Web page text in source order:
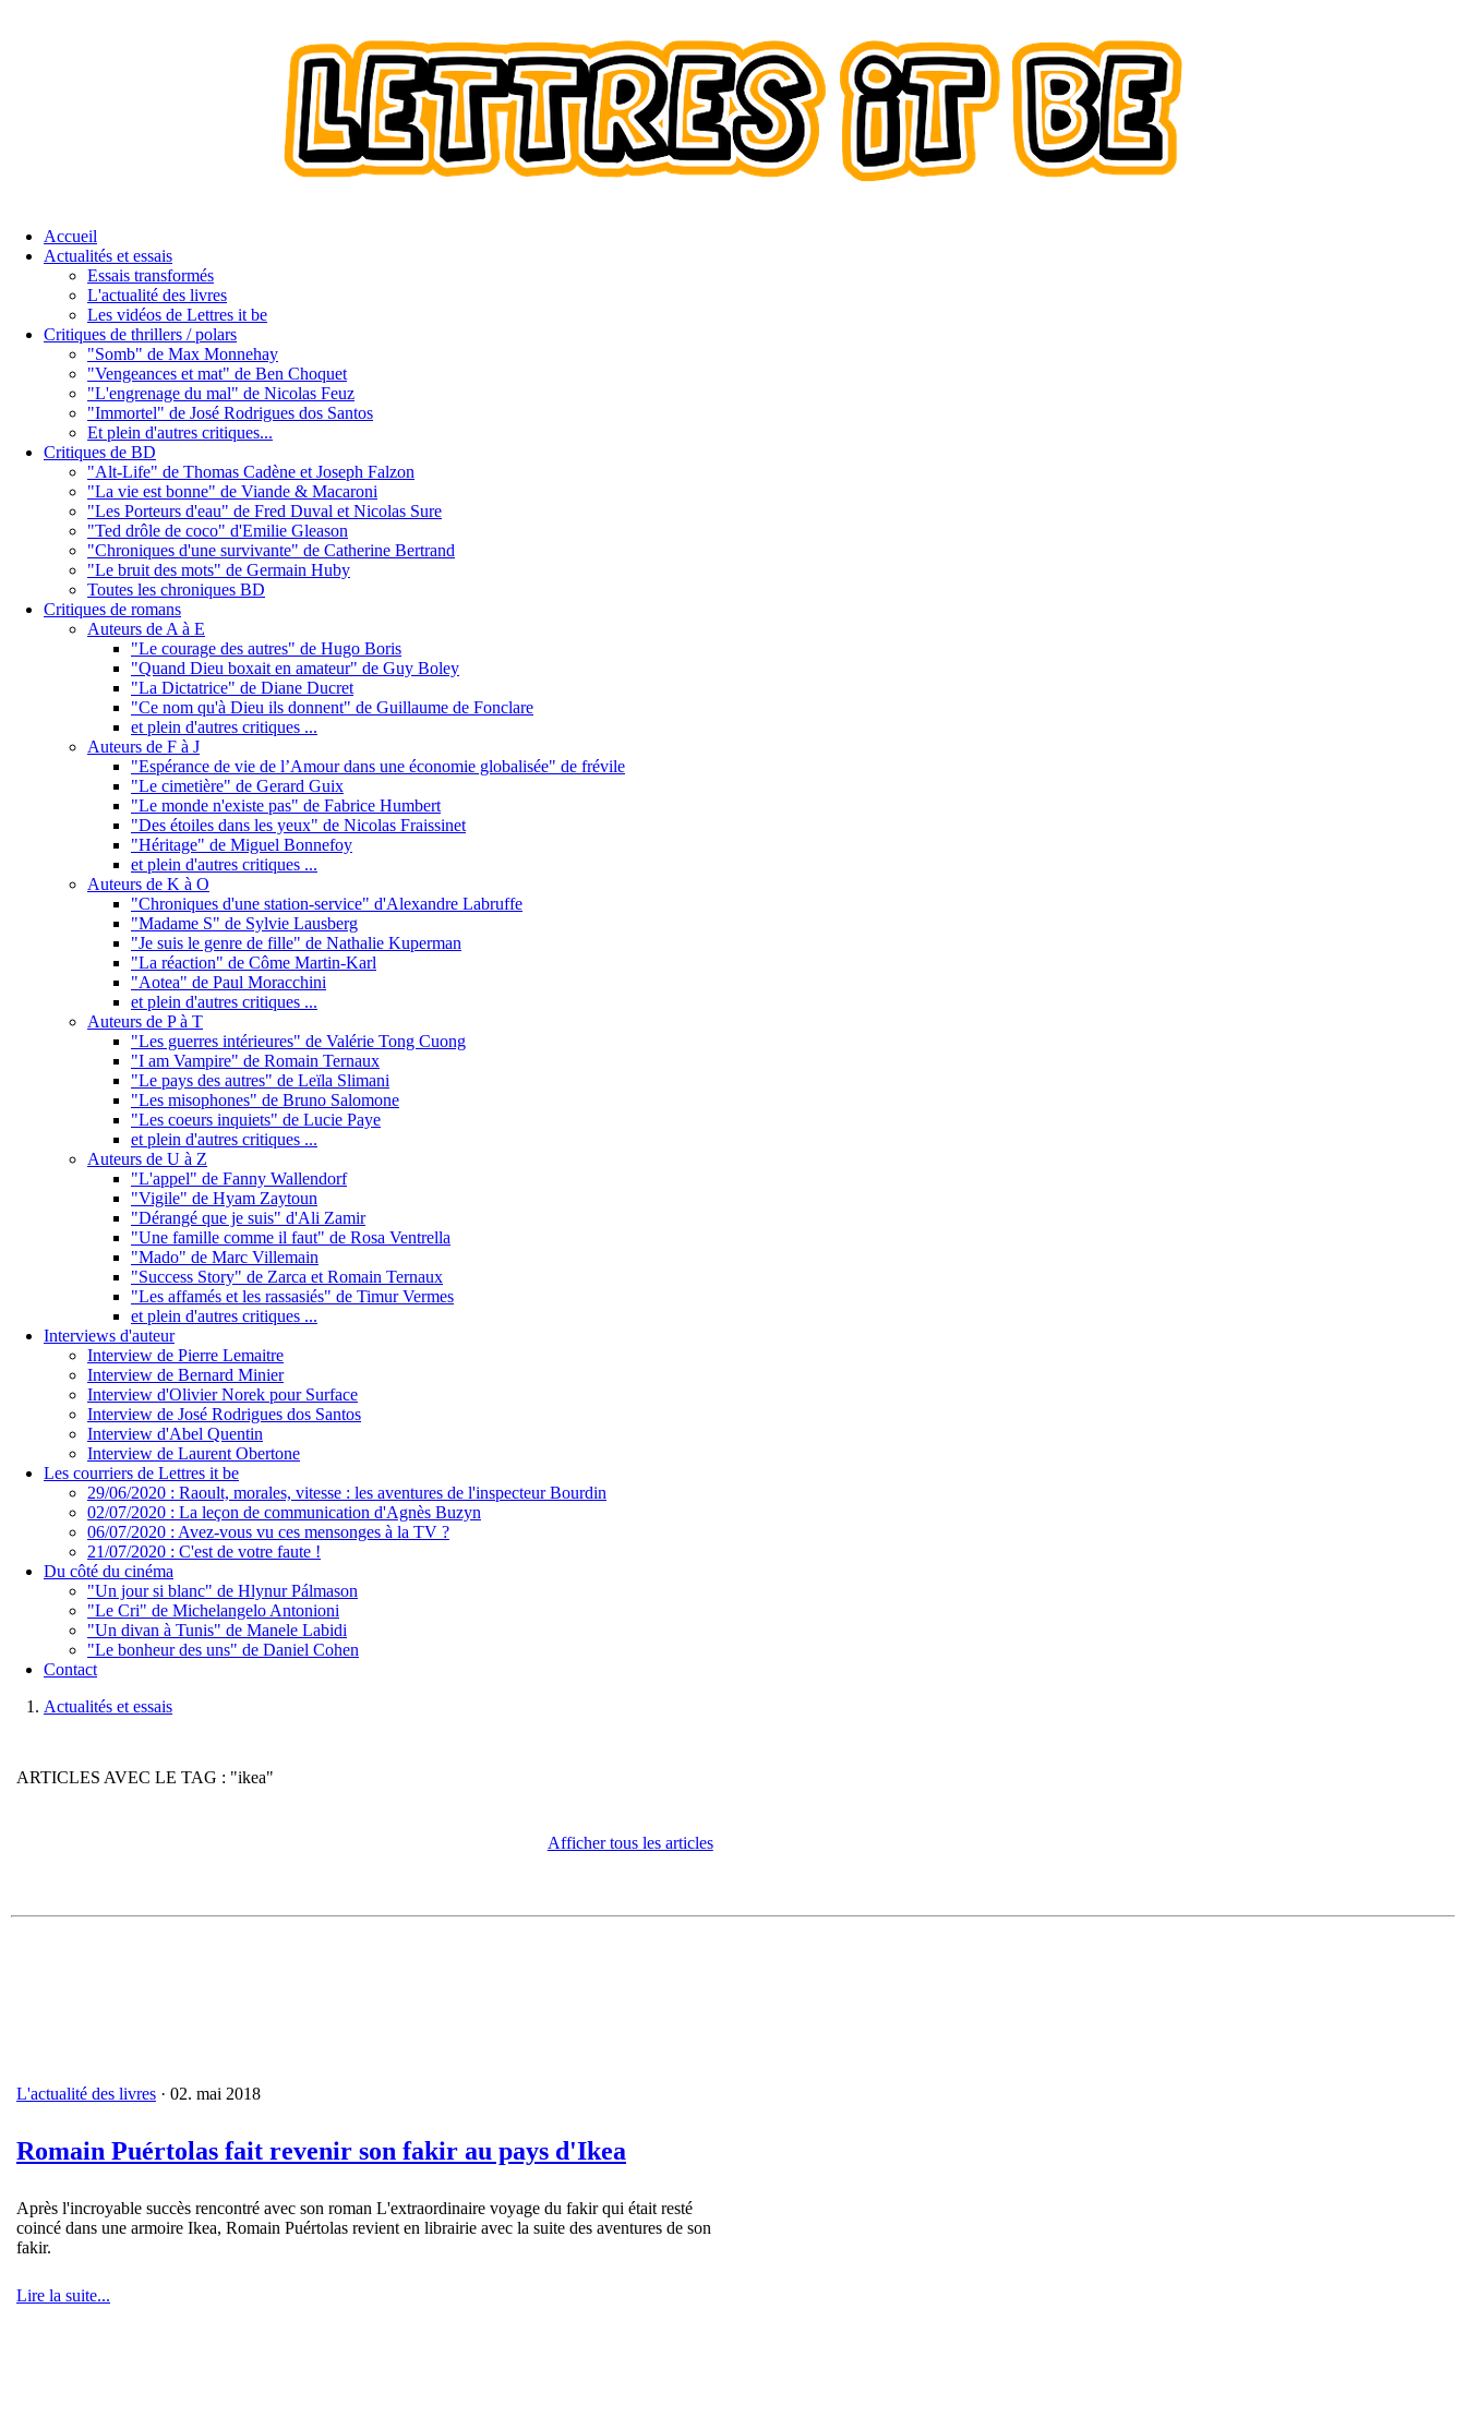
Accueil
Actualités et essais
Essais transformés
L'actualité des livres
Les vidéos de Lettres it be
Critiques de thrillers / polars
"Somb" de Max Monnehay
"Vengeances et mat" de Ben Choquet
"L'engrenage du mal" de Nicolas Feuz
"Immortel" de José Rodrigues dos Santos
Et plein d'autres critiques...
Critiques de BD
"Alt-Life" de Thomas Cadène et Joseph Falzon
"La vie est bonne" de Viande & Macaroni
"Les Porteurs d'eau" de Fred Duval et Nicolas Sure
"Ted drôle de coco" d'Emilie Gleason
"Chroniques d'une survivante" de Catherine Bertrand
"Le bruit des mots" de Germain Huby
Toutes les chroniques BD
Critiques de romans
Auteurs de A à E
"Le courage des autres" de Hugo Boris
"Quand Dieu boxait en amateur" de Guy Boley
"La Dictatrice" de Diane Ducret
"Ce nom qu'à Dieu ils donnent" de Guillaume de Fonclare
et plein d'autres critiques ...
Auteurs de F à J
"Espérance de vie de l’Amour dans une économie globalisée" de frévile
"Le cimetière" de Gerard Guix
"Le monde n'existe pas" de Fabrice Humbert
"Des étoiles dans les yeux" de Nicolas Fraissinet
"Héritage" de Miguel Bonnefoy
et plein d'autres critiques ...
Auteurs de K à O
"Chroniques d'une station-service" d'Alexandre Labruffe
"Madame S" de Sylvie Lausberg
"Je suis le genre de fille" de Nathalie Kuperman
"La réaction" de Côme Martin-Karl
"Aotea" de Paul Moracchini
et plein d'autres critiques ...
Auteurs de P à T
"Les guerres intérieures" de Valérie Tong Cuong
"I am Vampire" de Romain Ternaux
"Le pays des autres" de Leïla Slimani
"Les misophones" de Bruno Salomone
"Les coeurs inquiets" de Lucie Paye
et plein d'autres critiques ...
Auteurs de U à Z
"L'appel" de Fanny Wallendorf
"Vigile" de Hyam Zaytoun
"Dérangé que je suis" d'Ali Zamir
"Une famille comme il faut" de Rosa Ventrella
"Mado" de Marc Villemain
"Success Story" de Zarca et Romain Ternaux
"Les affamés et les rassasiés" de Timur Vermes
et plein d'autres critiques ...
Interviews d'auteur
Interview de Pierre Lemaitre
Interview de Bernard Minier
Interview d'Olivier Norek pour Surface
Interview de José Rodrigues dos Santos
Interview d'Abel Quentin
Interview de Laurent Obertone
Les courriers de Lettres it be
29/06/2020 : Raoult, morales, vitesse : les aventures de l'inspecteur Bourdin
02/07/2020 : La leçon de communication d'Agnès Buzyn
06/07/2020 : Avez-vous vu ces mensonges à la TV ?
21/07/2020 : C'est de votre faute !
Du côté du cinéma
"Un jour si blanc" de Hlynur Pálmason
"Le Cri" de Michelangelo Antonioni
"Un divan à Tunis" de Manele Labidi
"Le bonheur des uns" de Daniel Cohen
Contact
Actualités et essais
ARTICLES AVEC LE TAG : "ikea"
Afficher tous les articles
L'actualité des livres · 02. mai 2018
Romain Puértolas fait revenir son fakir au pays d'Ikea
Après l'incroyable succès rencontré avec son roman L'extraordinaire voyage du fakir qui était resté
coincé dans une armoire Ikea, Romain Puértolas revient en librairie avec la suite des aventures de son
fakir.
Lire la suite...